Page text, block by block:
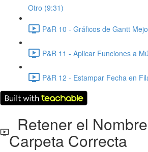
Otro (9:31)
P&R 10 - Gráficos de Gantt
P&R 11 - Aplicar Funciones a
P&R 12 - Estampar Fecha en
Retener el
Carpeta Correcta